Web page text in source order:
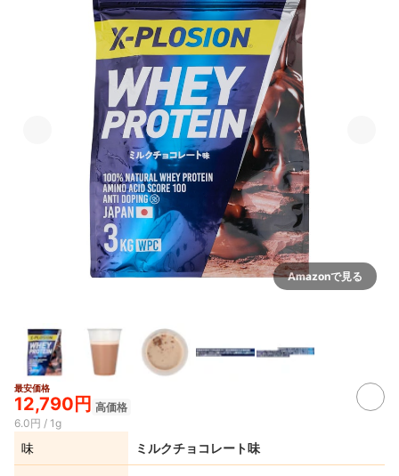
Amazonで見る
最安価格
12,790円 高価格
6.0円 / 1g
味 ミルクチョコレート味